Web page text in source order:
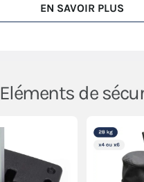
EN SAVOIR PLUS
Eléments de